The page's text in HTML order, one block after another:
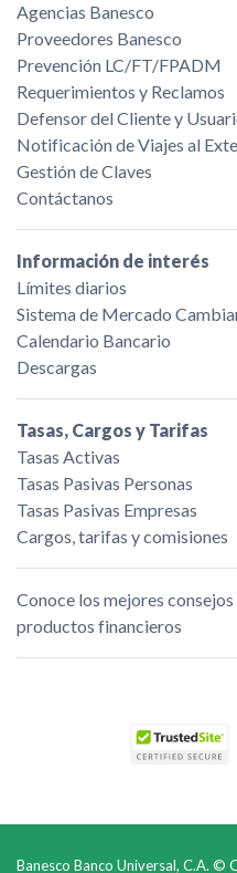
Agencias Banesco
Proveedores Banesco
Prevención LC/FT/FPADM
Requerimientos y Reclamos
Defensor del Cliente y
Notificación de Viajes al
Gestión de Claves
Contáctanos
Información de interés
Límites diarios
Sistema de Mercado
Calendario Bancario
Descargas
Tasas, Cargos y Tarifas
Tasas Activas
Tasas Pasivas Personas
Tasas Pasivas Empresas
Cargos, tarifas y comisiones
Conoce los mejores
productos financieros
Banesco Banco Universal, C.A.